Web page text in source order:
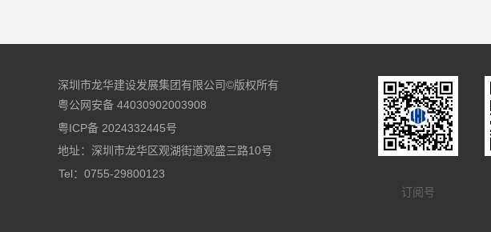
深圳市龙华建设发展集团有限公司©版权所有
粤公网安备 44030902003908
粤ICP备 2024332445号
地址：深圳市龙华区观湖街道观盛三路10号
Tel：0755-29800123
订阅号